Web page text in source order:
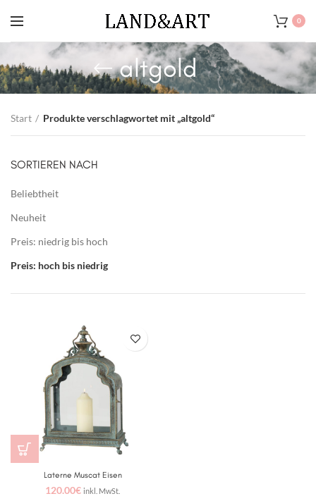
0
altgold
Start Produkte verschlagwortet mit „altgold“
SORTIEREN NACH
Beliebtheit
Neuheit
Preis: niedrig bis hoch
Preis: hoch bis niedrig
Laterne Muscat Eisen
120.00€ inkl. MwSt.